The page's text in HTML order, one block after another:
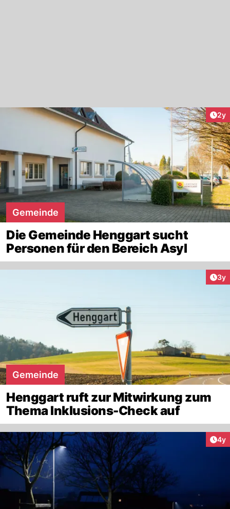
2y
Gemeinde
Die Gemeinde Henggart sucht
Personen für den Bereich Asyl
3y
Gemeinde
Henggart ruft zur Mitwirkung zum
Thema Inklusions-Check auf
4y